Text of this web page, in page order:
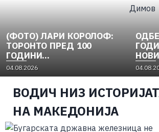
(ФОТО) ЛАРИ КОРОЛОФ:
ТОРОНТО ПРЕД 100
ГОДИНИ…
04.08.2026
НА
ВОДИЧ НИЗ
НА МАКЕДОНИЈА